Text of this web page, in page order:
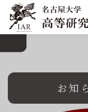
お知